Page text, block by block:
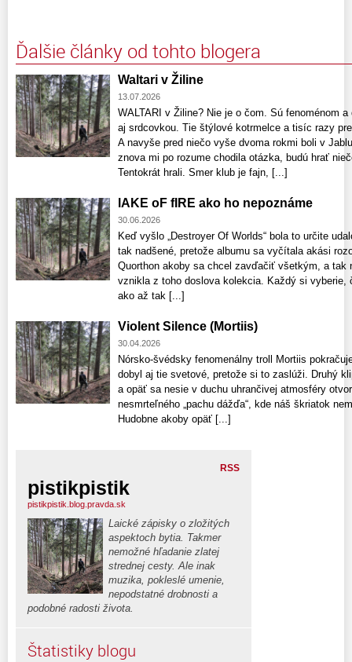
Ďalšie články od tohto blogera
Waltari v Žiline
13.07.2026
WALTARI v Žiline? Nie je o čom. Sú fenoménom
aj srdcovkou. Tie štýlové kotrmelce a tisíc razy
A navyše pred niečo vyše dvoma rokmi boli v
znova mi po rozume chodila otázka, budú hrať
Tentokrát hrali. Smer klub je fajn, [...]
lAKE oF fIRE ako ho nepoznáme
30.06.2026
Keď vyšlo „Destroyer Of Worlds“ bola to určite
tak nadšené, pretože albumu sa vyčítala akási
Quorthon akoby sa chcel zavďačiť všetkým, a
vznikla z toho doslova kolekcia. Každý si vyberie,
ako až tak [...]
Violent Silence (Mortiis)
30.04.2026
Nórsko-švédsky fenomenálny troll Mortiis
dobyl aj tie svetové, pretože si to zaslúži. Druhý
a opäť sa nesie v duchu uhrančivej atmosféry
nesmrteľného „pachu dážďa“, kde náš škriatok
Hudobne akoby opäť [...]
RSS
pistikpistik
pistikpistik.blog.pravda.sk
Laické zápisky o zložitých
aspektoch bytia. Takmer
nemožné hľadanie zlatej
strednej cesty. Ale inak
muzika, pokleslé umenie,
nepodstatné drobnosti a
podobné radosti života.
Štatistiky blogu